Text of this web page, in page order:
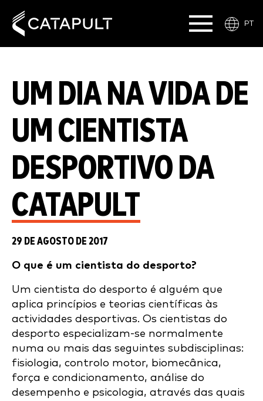
PT
UM DIA NA VIDA DE
UM CIENTISTA
DESPORTIVO DA
CATAPULT
29 DE AGOSTO DE 2017
O que é um cientista do desporto?
Um cientista do desporto é alguém que
aplica princípios e teorias científicas às
actividades desportivas. Os cientistas do
desporto especializam-se normalmente
numa ou mais das seguintes subdisciplinas:
fisiologia, controlo motor, biomecânica,
força e condicionamento, análise do
desempenho e psicologia, através das quais